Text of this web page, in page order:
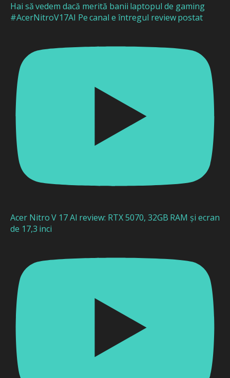
Hai să vedem dacă merită banii laptopul de gaming
#AcerNitroV17AI Pe canal e întregul review postat
Acer Nitro V 17 AI review: RTX 5070, 32GB RAM și ecran
de 17,3 inci